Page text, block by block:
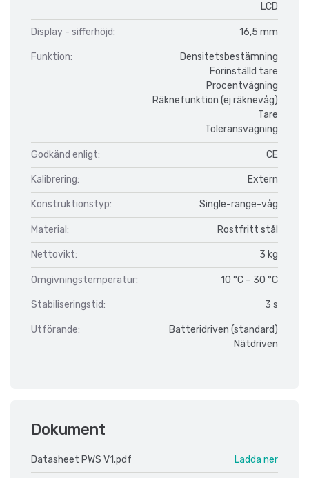
LCD
Display - sifferhöjd: 16,5 mm
Funktion:
Densitetsbestämning
Förinställd tare
Procentvägning
Räknefunktion (ej räknevåg)
Tare
Toleransvägning
Godkänd enligt: CE
Kalibrering: Extern
Konstruktionstyp: Single-range-våg
Material: Rostfritt stål
Nettovikt: 3 kg
Omgivningstemperatur: 10 °C – 30 °C
Stabiliseringstid: 3 s
Utförande:
Batteridriven (standard)
Nätdriven
Dokument
Datasheet PWS V1.pdf Ladda ner